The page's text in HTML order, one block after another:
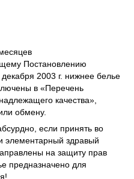
Постановлению
2003 г. нижнее белье
в «Перечень
качества»,
обмену.
если принять во
элементарный здравый
на защиту прав
предназначено для